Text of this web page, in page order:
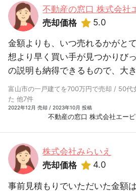
不動産の窓口 株式会社
売却価格
5.0
金額よりも、いつ売れるかがと
想より早く買い手が見つかりび
の説明も納得できるもので、大
富山市の一戸建てを700万円で売却 / 50代
た 他7件
2022年12月 売却 / 2023年10月 投稿
不動産の窓口 株式会社エー
株式会社みらいえ
売却価格
4.0
事前見積もりでいただいた金額